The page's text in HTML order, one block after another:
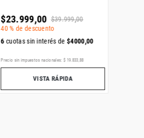
$23.999,00 $39.999,00
40 % de descuento
6cuotas sin interés de$4000,00
Precio sin impuestos nacionales: $ 19.833 ,88
VISTA RÁPIDA